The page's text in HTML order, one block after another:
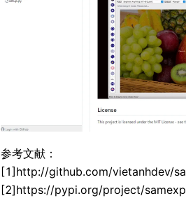
参考文献：
[1]http://github.com/vietanhdev/
[2]https://pypi.org/project/